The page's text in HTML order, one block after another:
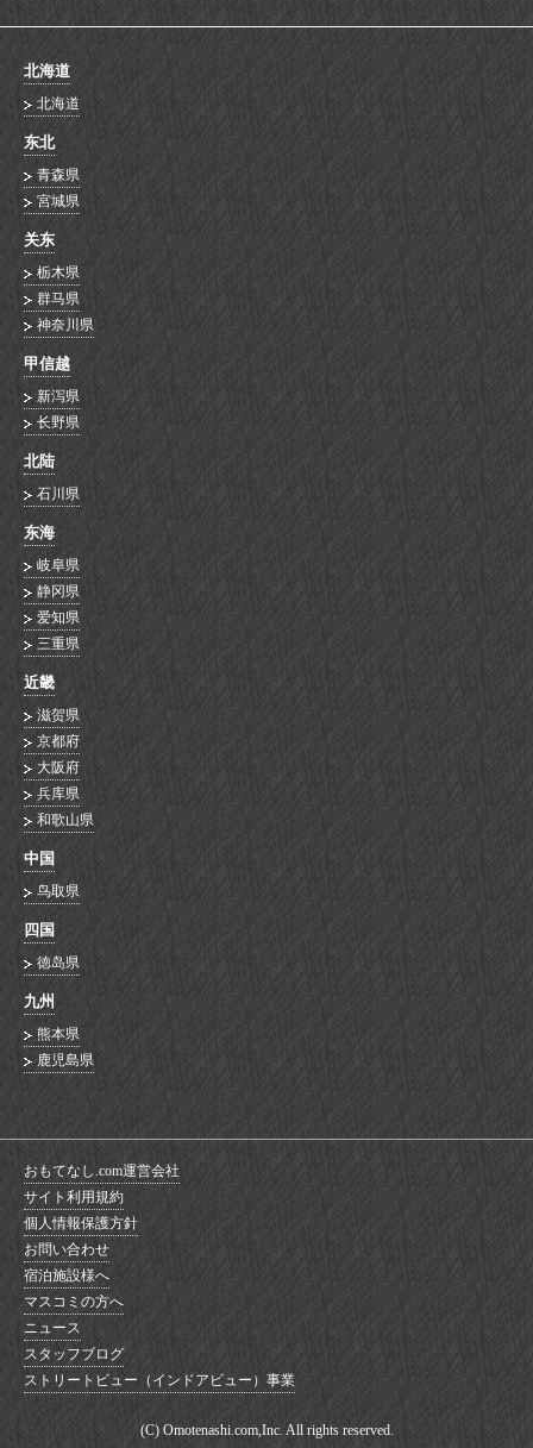
北海道
北海道
东北
青森県
宮城県
关东
栃木県
群马県
神奈川県
甲信越
新泻県
长野県
北陆
石川県
东海
岐阜県
静冈県
爱知県
三重県
近畿
滋贺県
京都府
大阪府
兵库県
和歌山県
中国
鸟取県
四国
徳岛県
九州
熊本県
鹿児島県
おもてなし.com運営会社
サイト利用規約
個人情報保護方針
お問い合わせ
宿泊施設様へ
マスコミの方へ
ニュース
スタッフブログ
ストリートビュー（インドアビュー）事業
(C) Omotenashi.com,Inc. All rights reserved.